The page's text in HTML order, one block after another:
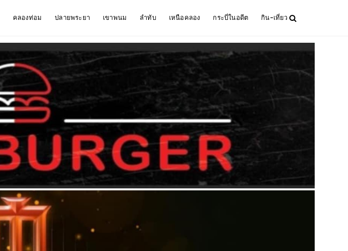
คลองท่อม ปลายพระยา เขาพนม ลำทับ เหนือคลอง กระบี่ในอดีต กิน-เที่ยว